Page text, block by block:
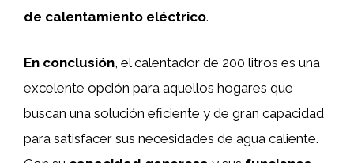
de calentamiento eléctrico.
En conclusión , el calentador de 200 litros es una
excelente opción para aquellos hogares que
buscan una solución eficiente y de gran capacidad
para satisfacer sus necesidades de agua caliente.